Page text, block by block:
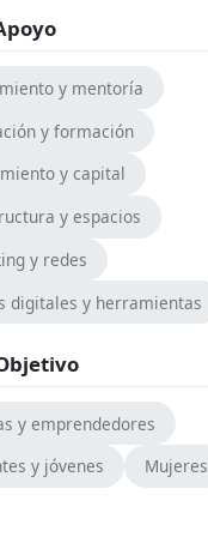
y mentoría
y formación
y capital
y espacios
y redes
digitales y herramientas
y emprendedores
y jóvenes
Mujeres